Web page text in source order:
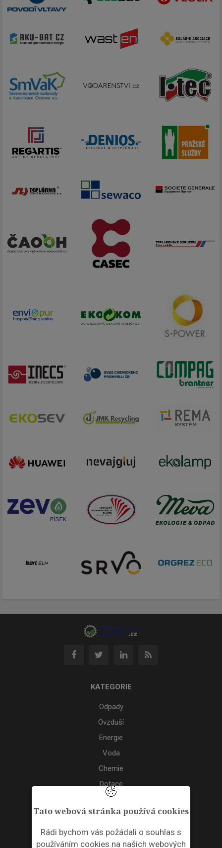
Tato webová stránka používá cookies
Rádi bychom vás požádali o souhlas s
používáním cookies na našich webových
KATEGORIE
Odpady
Ovzduší
Energie
Voda
Chemie
Dotace
Akce
ODPADNÍ PLASTY